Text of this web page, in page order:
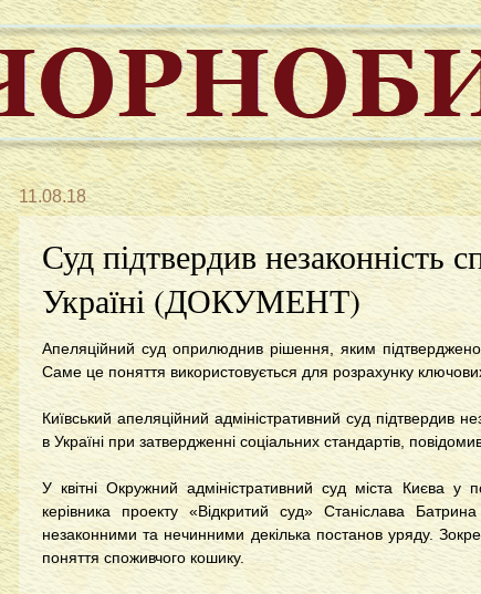
11.08.18
Суд підтвердив незаконність
Україні (ДОКУМЕНТ)
Апеляційний суд оприлюднив рішення, яким підтверджено
Саме це поняття використовується для розрахунку
Київський апеляційний адміністративний суд підтвердив
в Україні при затвердженні соціальних стандартів,
У квітні Окружний адміністративний суд міста Києва у
керівника проекту «Відкритий суд» Станіслава
незаконними та нечинними декілька постанов уряду.
поняття споживчого кошику.